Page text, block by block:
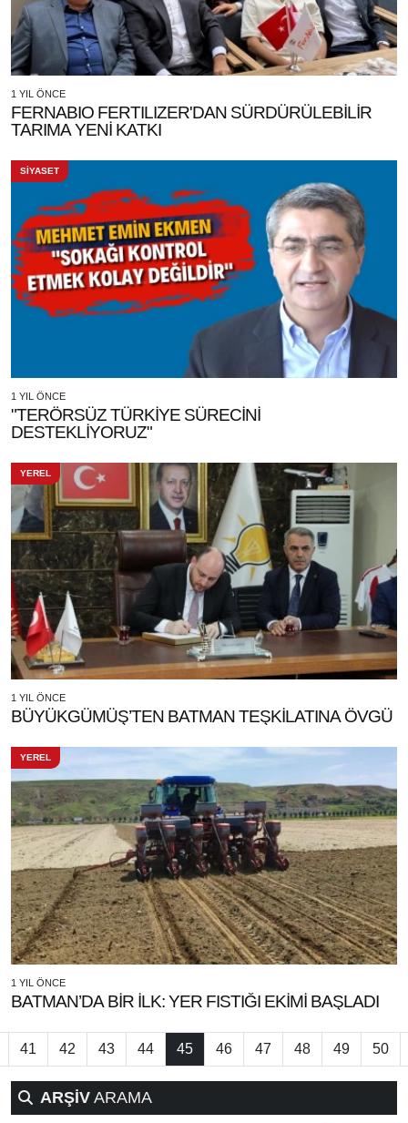
1 YIL ÖNCE
FERNABIO FERTILIZER'DAN SÜRDÜRÜLEBİLİR
TARIMA YENİ KATKI
SİYASET
1 YIL ÖNCE
"TERÖRSÜZ TÜRKİYE SÜRECİNİ
DESTEKLİYORUZ"
YEREL
1 YIL ÖNCE
BÜYÜKGÜMÜŞ’TEN BATMAN TEŞKİLATINA ÖVGÜ
YEREL
1 YIL ÖNCE
BATMAN’DA BİR İLK: YER FISTIĞI EKİMİ BAŞLADI
41 42 43 44 45 46 47 48 49 50
ARŞİV ARAMA